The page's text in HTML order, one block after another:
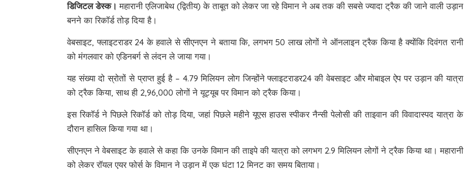
डिजिटल डेस्क। महारानी एलिजाबेथ (द्वितीय) के ताबूत को लेकर जा रहे विमान ने अब तक की सबसे ज्यादा ट्रैक की जाने वाली उड़ान
बनने का रिकॉर्ड तोड़ दिया है।
वेबसाइट, फ्लाइटराडर 24 के हवाले से सीएनएन ने बताया कि, लगभग 50 लाख लोगों ने ऑनलाइन ट्रैक किया है क्योंकि दिवंगत रानी
को मंगलवार को एडिनबर्ग से लंदन ले जाया गया।
यह संख्या दो स्रोतों से प्राप्त हुई है – 4.79 मिलियन लोग जिन्होंने फ्लाइटराडर24 की वेबसाइट और मोबाइल ऐप पर उड़ान की यात्रा
को ट्रैक किया, साथ ही 2,96,000 लोगों ने यूट्यूब पर विमान को ट्रैक किया।
इस रिकॉर्ड ने पिछले रिकॉर्ड को तोड़ दिया, जहां पिछले महीने यूएस हाउस स्पीकर नैन्सी पेलोसी की ताइवान की विवादास्पद यात्रा के
दौरान हासिल किया गया था।
सीएनएन ने वेबसाइट के हवाले से कहा कि उनके विमान की ताइपे की यात्रा को लगभग 2.9 मिलियन लोगों ने ट्रैक किया था। महारानी
को लेकर रॉयल एयर फोर्स के विमान ने उड़ान में एक घंटा 12 मिनट का समय बिताया।